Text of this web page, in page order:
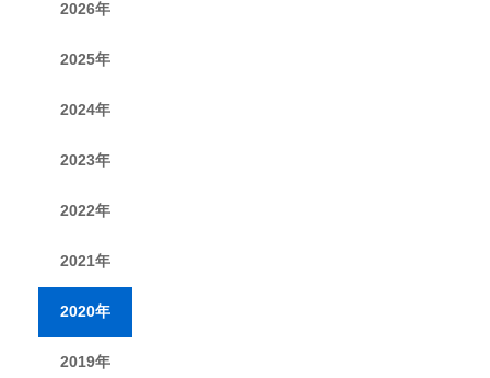
2026年
2025年
2024年
2023年
2022年
2021年
2020年
2019年